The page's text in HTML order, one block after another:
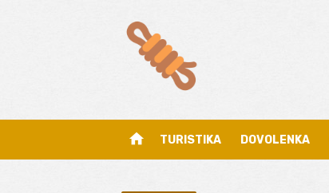
home TURISTIKA DOVOLENKA